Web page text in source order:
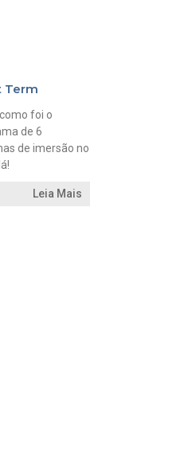
Term
foi o
de 6
de imersão no
Leia Mais